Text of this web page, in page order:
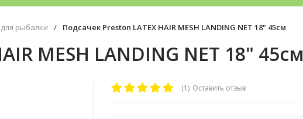
рыбалки / Подсачек Preston LATEX HAIR MESH LANDING NET 18" 45см
MESH LANDING NET 18" 45см
(1) Оставить отзыв